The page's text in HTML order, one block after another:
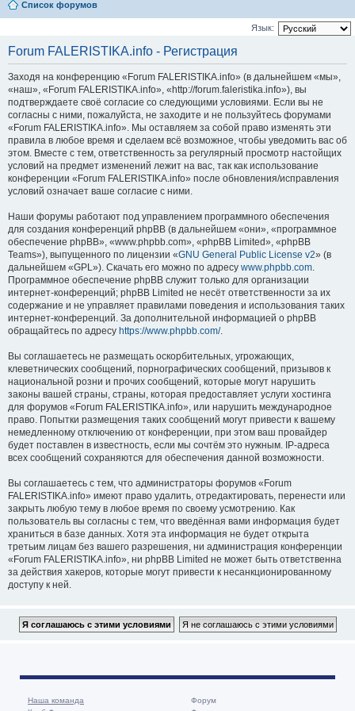
Список форумов
Язык:
Forum FALERISTIKA.info - Регистрация
Заходя на конференцию «Forum FALERISTIKA.info» (в дальнейшем «мы»,
«наш», «Forum FALERISTIKA.info», «http://forum.faleristika.info»), вы
подтверждаете своё согласие со следующими условиями. Если вы не
согласны с ними, пожалуйста, не заходите и не пользуйтесь форумами
«Forum FALERISTIKA.info». Мы оставляем за собой право изменять эти
правила в любое время и сделаем всё возможное, чтобы уведомить вас об
этом. Вместе с тем, ответственность за регулярный просмотр настойщих
условий на предмет изменений лежит на вас, так как использование
конференции «Forum FALERISTIKA.info» после обновления/исправления
условий означает ваше согласие с ними.
Наши форумы работают под управлением программного обеспечения
для создания конференций phpBB (в дальнейшем «они», «программное
обеспечение phpBB», «www.phpbb.com», «phpBB Limited», «phpBB
Teams»), выпущенного по лицензии «GNU General Public License v2» (в
дальнейшем «GPL»). Скачать его можно по адресу www.phpbb.com.
Программное обеспечение phpBB служит только для организации
интернет-конференций; phpBB Limited не несёт ответственности за их
содержание и не управляет правилами поведения и использования таких
интернет-конференций. За дополнительной информацией о phpBB
обращайтесь по адресу https://www.phpbb.com/.
Вы соглашаетесь не размещать оскорбительных, угрожающих,
клеветнических сообщений, порнографических сообщений, призывов к
национальной розни и прочих сообщений, которые могут нарушить
законы вашей страны, страны, которая предоставляет услуги хостинга
для форумов «Forum FALERISTIKA.info», или нарушить международное
право. Попытки размещения таких сообщений могут привести к вашему
немедленному отключению от конференции, при этом ваш провайдер
будет поставлен в известность, если мы сочтём это нужным. IP-адреса
всех сообщений сохраняются для обеспечения данной возможности.
Вы соглашаетесь с тем, что администраторы форумов «Forum
FALERISTIKA.info» имеют право удалить, отредактировать, перенести или
закрыть любую тему в любое время по своему усмотрению. Как
пользователь вы согласны с тем, что введённая вами информация будет
храниться в базе данных. Хотя эта информация не будет открыта
третьим лицам без вашего разрешения, ни администрация конференции
«Forum FALERISTIKA.info», ни phpBB Limited не может быть ответственна
за действия хакеров, которые могут привести к несанкционированному
доступу к ней.
Наша команда
Форум